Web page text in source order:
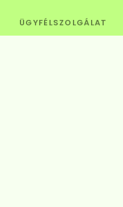
ÜGYFÉLSZOLGÁLAT